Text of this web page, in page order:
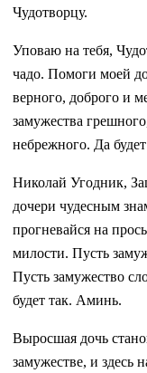
Чудотворцу.
Уповаю на тебя,
чадо. Помоги моей
верного, доброго и
замужества
небрежного. Да
Николай Угодник,
дочери чудесным
прогневайся на
милости. Пусть
Пусть замужество
будет так. Аминь.
Выросшая дочь
замужестве, и здесь